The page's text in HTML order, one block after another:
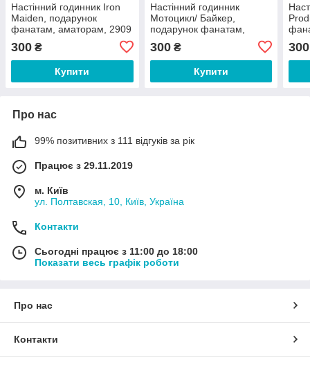
Настінний годинник Iron
Maiden, подарунок
фанатам, аматорам, 2909
300 ₴
Купити
Настінний годинник
Мотоцикл/ Байкер,
подарунок фанатам,
300₴
Купити
300
Про нас
99% позитивних з 111 відгуків за рік
Працює з 29.11.2019
м. Київ
ул. Полтавская, 10, Київ, Україна
Контакти
Сьогодні працює з 11:00 до 18:00
Показати весь графік роботи
Про нас
Контакти